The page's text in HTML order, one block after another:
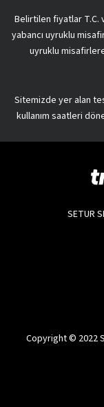
Belirtilen fiyatlar T.C.
yabancı uyruklu
uyruklu
Sitemizde yer alan
kullanım saatleri
SETUR
Copyright © 2022